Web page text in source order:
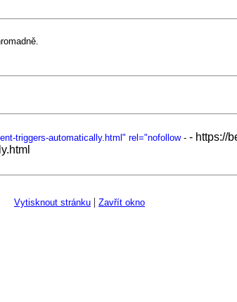
triggers-automatically.html" rel="nofollow- - https://
Vytisknout stránku | Zavřít okno